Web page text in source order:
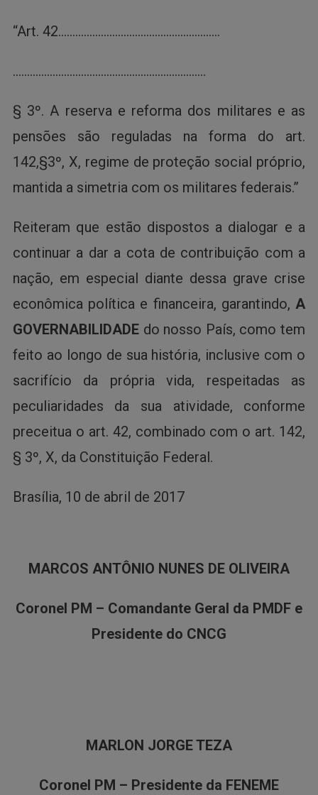
“Art. 42…………………………………………………
…………………………………………………………..
§ 3º. A reserva e reforma dos militares e as
pensões são reguladas na forma do art.
142,§3º, X, regime de proteção social próprio,
mantida a simetria com os militares federais.”
Reiteram que estão dispostos a dialogar e a
continuar a dar a cota de contribuição com a
nação, em especial diante dessa grave crise
econômica política e financeira, garantindo,A
GOVERNABILIDADEdo nosso País, como tem
feito ao longo de sua história, inclusive com o
sacrifício da própria vida, respeitadas as
peculiaridades da sua atividade, conforme
preceitua o art. 42, combinado com o art. 142,
§ 3º, X, da Constituição Federal.
Brasília, 10 de abril de 2017
MARCOS ANTÔNIO NUNES DE OLIVEIRA
Coronel PM – Comandante Geral da PMDF e
Presidente do CNCG
MARLON JORGE TEZA
Coronel PM – Presidente da FENEME